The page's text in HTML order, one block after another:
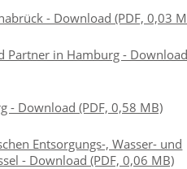
- Download (PDF, 0,03
Partner in Hamburg -
- Download (PDF, 0,58 MB)
Entsorgungs-, Wasser- und
- Download (PDF, 0,06 MB)